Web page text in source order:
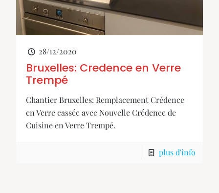
28/12/2020
Bruxelles: Credence en Verre
Trempé
Chantier Bruxelles: Remplacement Crédence
en Verre cassée avec Nouvelle Crédence de
Cuisine en Verre Trempé.
plus d'info